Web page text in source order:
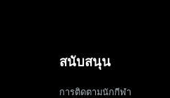
สนับสนุน
การติดตามนักกีฬา